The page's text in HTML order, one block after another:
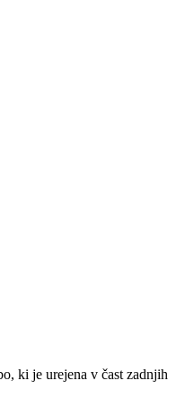
ki je urejena v čast zadnjih